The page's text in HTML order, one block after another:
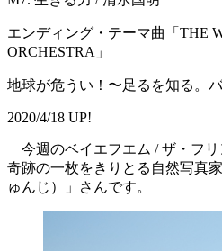
エンディング・テーマ曲「THE
ORCHESTRA」
地球が危うい！〜足るを知る。
2020/4/18 UP!
今週のベイエフエム / ザ・フリ
奇跡の一枚をきりとる自然写真
ゅんじ）」さんです。